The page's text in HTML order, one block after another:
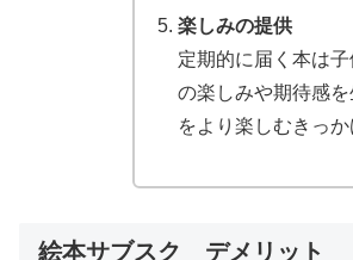
楽しみの提供
定期的に届く本は
の楽しみや期待感
をより楽しむきっ
絵本サブスク デメリット